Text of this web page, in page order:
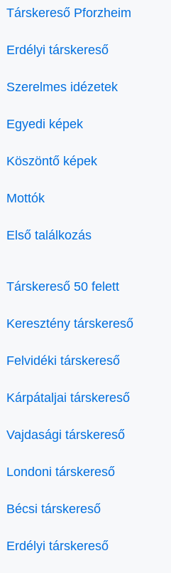
Társkereső Pforzheim
Erdélyi társkereső
Szerelmes idézetek
Egyedi képek
Köszöntő képek
Mottók
Első találkozás
Társkereső 50 felett
Keresztény társkereső
Felvidéki társkereső
Kárpátaljai társkereső
Vajdasági társkereső
Londoni társkereső
Bécsi társkereső
Erdélyi társkereső